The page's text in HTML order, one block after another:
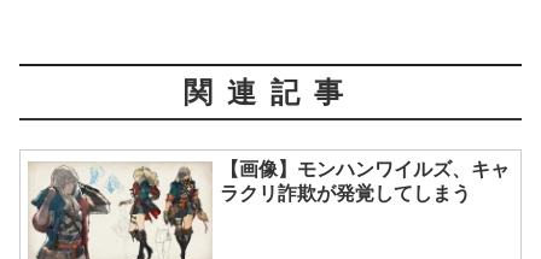
関連記事
【画像】モンハンワイルズ、キャ
ラクリ詐欺が発覚してしまう